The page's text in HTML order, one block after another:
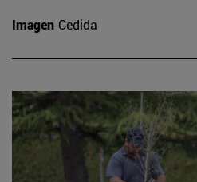
Imagen Cedida